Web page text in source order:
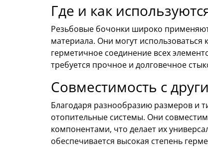
Где и как
Резьбовые бочонки широко
материала. Они могут
герметичное соединение всех
требуется прочное и долговечное
Совместимость с
Благодаря разнообразию размеров и
отопительные системы. Они
компонентами, что делает их
обеспечивается высокая степень